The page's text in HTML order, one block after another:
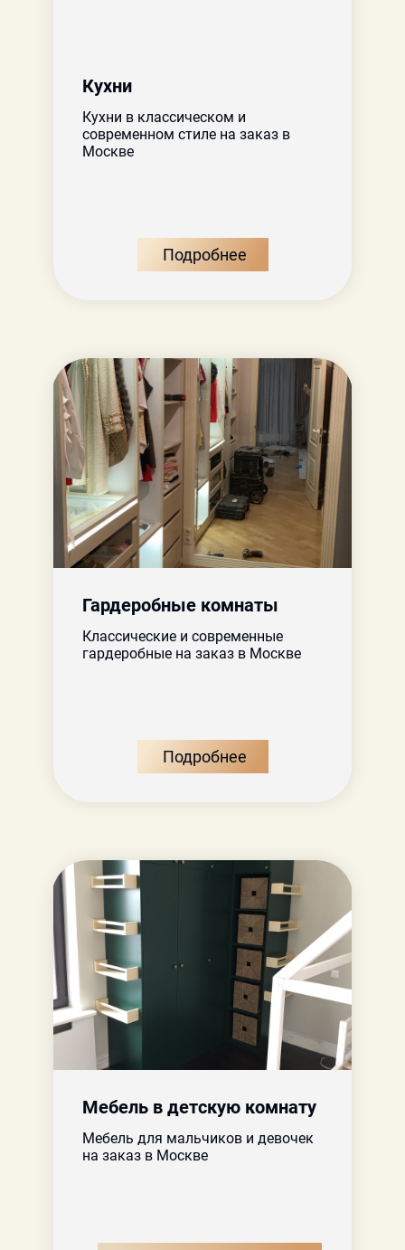
Кухни
Кухни в классическом и
современном стиле на заказ в
Москве
Подробнее
Гардеробные комнаты
Классические и современные
гардеробные на заказ в Москве
Подробнее
Мебель в детскую комнату
Мебель для мальчиков и девочек
на заказ в Москве